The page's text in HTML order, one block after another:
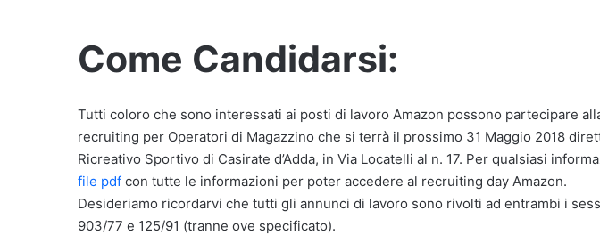
Come Candidarsi:
Tutti coloro che sono interessati ai posti di lavoro Amazon possono partecipare
recruiting per Operatori di Magazzino che si terrà il prossimo 31 Maggio 2018
Ricreativo Sportivo di Casirate d’Adda, in Via Locatelli al n. 17. Per qualsiasi
file pdf con tutte le informazioni per poter accedere al recruiting day Amazon.
Desideriamo ricordarvi che tutti gli annunci di lavoro sono rivolti ad entrambi i
903/77 e 125/91 (tranne ove specificato).